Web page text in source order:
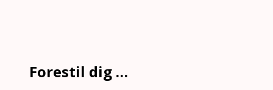
Forestil dig …